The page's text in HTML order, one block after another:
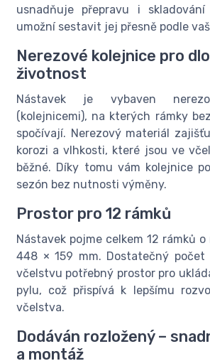
usnadňuje přepravu i
umožní sestavit jej přesně podle
Nerezové kolejnice pro
životnost
Nástavek je vybaven
(kolejnicemi), na kterých rámky
spočívají. Nerezový materiál
korozi a vlhkosti, které jsou ve
běžné. Díky tomu vám kolejnice
sezón bez nutnosti výměny.
Prostor pro 12 rámků
Nástavek pojme celkem 12 rámků
448 × 159 mm. Dostatečný počet
včelstvu potřebný prostor pro
pylu, což přispívá k lepšímu
včelstva.
Dodáván rozložený –
a montáž